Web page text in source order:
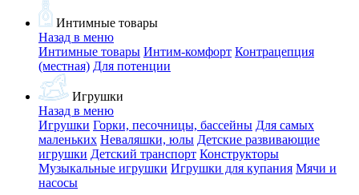
Интимные товары
Назад в меню
Интимные товары Интим-комфорт Контрацепция
(местная) Для потенции
Игрушки
Назад в меню
Игрушки Горки, песочницы, бассейны Для самых
маленьких Неваляшки, юлы Детские развивающие
игрушки Детский транспорт Конструкторы
Музыкальные игрушки Игрушки для купания Мячи и
насосы